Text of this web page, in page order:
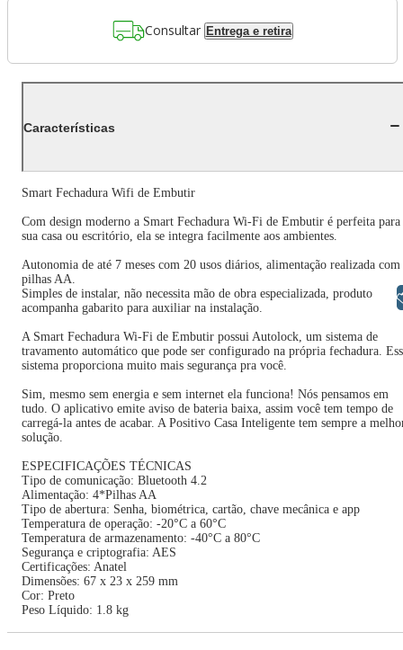
Consultar Entrega e retira
Características
Smart Fechadura Wifi de Embutir
Com design moderno a Smart Fechadura Wi-Fi de Embutir é perfeita para
sua casa ou escritório, ela se integra facilmente aos ambientes.
Autonomia de até 7 meses com 20 usos diários, alimentação realizada com
pilhas AA.
Simples de instalar, não necessita mão de obra especializada, produto
acompanha gabarito para auxiliar na instalação.
A Smart Fechadura Wi-Fi de Embutir possui Autolock, um sistema de
travamento automático que pode ser configurado na própria fechadura.
sistema proporciona muito mais segurança pra você.
Sim, mesmo sem energia e sem internet ela funciona! Nós pensamos em
tudo. O aplicativo emite aviso de bateria baixa, assim você tem tempo de
carregá-la antes de acabar. A Positivo Casa Inteligente tem sempre a
solução.
ESPECIFICAÇÕES TÉCNICAS
Tipo de comunicação: Bluetooth 4.2
Alimentação: 4*Pilhas AA
Tipo de abertura: Senha, biométrica, cartão, chave mecânica e app
Temperatura de operação: -20°C a 60°C
Temperatura de armazenamento: -40°C a 80°C
Segurança e criptografia: AES
Certificações: Anatel
Dimensões: 67 x 23 x 259 mm
Cor: Preto
Peso Líquido: 1.8 kg
Libras